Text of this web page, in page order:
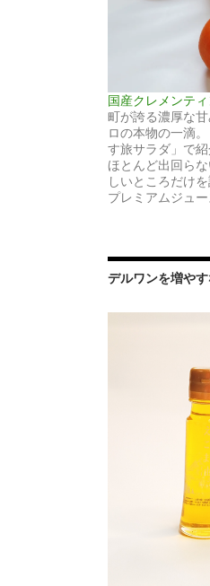
国産クレメンテ
町が誇る濃厚な
ロの本物の一滴
す旅サラダ」で
ほとんど出回ら
しいところだけ
プレミアムジュ
デルワンを増や